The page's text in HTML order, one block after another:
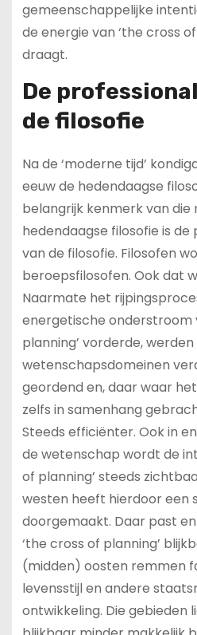
gemeenschappelijke
de energie van ‘the cross
draagt.
De
de filosofie
Na de ‘moderne tijd’
eeuw de hedendaagse
belangrijk kenmerk van die
hedendaagse filosofie is de
van de filosofie. Filosofen
beroepsfilosofen. Ook dat
Naarmate het
energetische onderstroom
planning’ vorderde, werden
wetenschapsdomeinen
geordend en, daar waar
zelfs in samenhang
Steeds efficiënter. Ook in
de wetenschap wordt de
of planning’ steeds
westen heeft hierdoor een
doorgemaakt. Daar past
‘the cross of planning’
(midden) oosten remmen
levensstijl en andere
ontwikkeling. Die gebieden